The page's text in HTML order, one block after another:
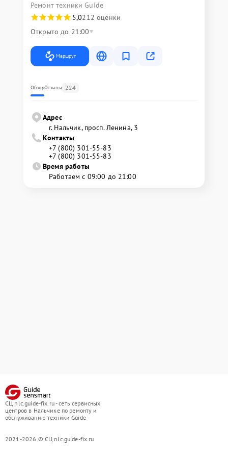
Ремонт техники Guide
5,0212 оценки
Открыто до 21:00
Маршрут
ОбзорОтзывы 224
Адрес
г. Нальчик, просп. Ленина, 3
Контакты
+7 (800) 301-55-83
+7 (800) 301-55-83
Время работы
Работаем с 09:00 до 21:00
СЦ nlc.guide-fix.ru - сеть сервисных
центров в Нальчике по ремонту и
обслуживанию техники Guide
2021-2026 © СЦ nlc.guide-fix.ru